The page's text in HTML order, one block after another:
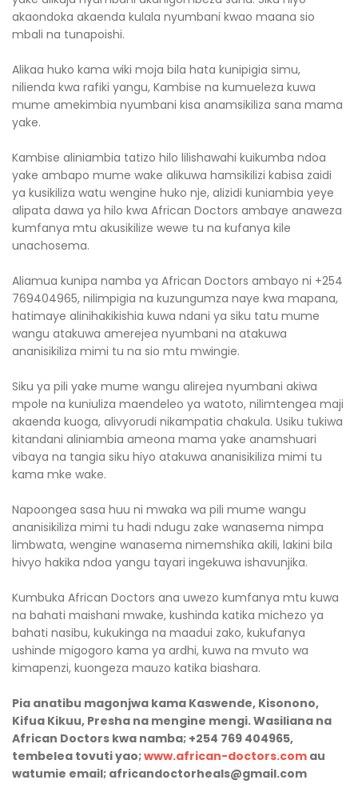
akaondoka akaenda kulala nyumbani kwao maana sio
mbali na tunapoishi.
Alikaa huko kama wiki moja bila hata kunipigia simu,
nilienda kwa rafiki yangu, Kambise na kumueleza kuwa
mume amekimbia nyumbani kisa anamsikiliza sana mama
yake.
Kambise aliniambia tatizo hilo lilishawahi kuikumba ndoa
yake ambapo mume wake alikuwa hamsikilizi kabisa zaidi
ya kusikiliza watu wengine huko nje, alizidi kuniambia yeye
alipata dawa ya hilo kwa African Doctors ambaye anaweza
kumfanya mtu akusikilize wewe tu na kufanya kile
unachosema.
Aliamua kunipa namba ya African Doctors ambayo ni +254
769404965, nilimpigia na kuzungumza naye kwa mapana,
hatimaye alinihakikishia kuwa ndani ya siku tatu mume
wangu atakuwa amerejea nyumbani na atakuwa
ananisikiliza mimi tu na sio mtu mwingie.
Siku ya pili yake mume wangu alirejea nyumbani akiwa
mpole na kuniuliza maendeleo ya watoto, nilimtengea maji
akaenda kuoga, alivyorudi nikampatia chakula. Usiku tukiwa
kitandani aliniambia ameona mama yake anamshuari
vibaya na tangia siku hiyo atakuwa ananisikiliza mimi tu
kama mke wake.
Napoongea sasa huu ni mwaka wa pili mume wangu
ananisikiliza mimi tu hadi ndugu zake wanasema nimpa
limbwata, wengine wanasema nimemshika akili, lakini bila
hivyo hakika ndoa yangu tayari ingekuwa ishavunjika.
Kumbuka African Doctors ana uwezo kumfanya mtu kuwa
na bahati maishani mwake, kushinda katika michezo ya
bahati nasibu, kukukinga na maadui zako, kukufanya
ushinde migogoro kama ya ardhi, kuwa na mvuto wa
kimapenzi, kuongeza mauzo katika biashara.
Pia anatibu magonjwa kama Kaswende, Kisonono,
Kifua Kikuu, Presha na mengine mengi. Wasiliana na
African Doctors kwa namba; +254 769 404965,
tembelea tovuti yao;www.african-doctors.com au
watumie email; africandoctorheals@gmail.com